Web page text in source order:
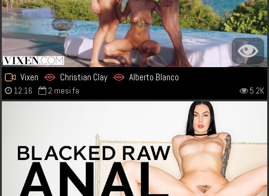
Vixen Christian Clay Alberto Blanco
12:16 2 mesi fa 5.2K